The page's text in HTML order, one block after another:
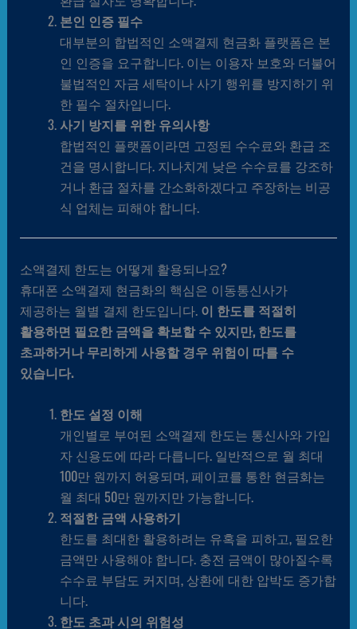
본인 인증 필수
대부분의 합법적인 소액결제 현금화 플랫폼은 본
인 인증을 요구합니다. 이는 이용자 보호와 더불어
불법적인 자금 세탁이나 사기 행위를 방지하기 위
한 필수 절차입니다.
사기 방지를 위한 유의사항
합법적인 플랫폼이라면 고정된 수수료와 환급 조
건을 명시합니다. 지나치게 낮은 수수료를 강조하
거나 환급 절차를 간소화하겠다고 주장하는 비공
식 업체는 피해야 합니다.
소액결제 한도는 어떻게 활용되나요?
휴대폰 소액결제 현금화의 핵심은 이동통신사가
제공하는 월별 결제 한도입니다. 이 한도를 적절히
활용하면 필요한 금액을 확보할 수 있지만, 한도를
초과하거나 무리하게 사용할 경우 위험이 따를 수
있습니다.
한도 설정 이해
개인별로 부여된 소액결제 한도는 통신사와 가입
자 신용도에 따라 다릅니다. 일반적으로 월 최대
100만 원까지 허용되며, 페이코를 통한 현금화는
월 최대 50만 원까지만 가능합니다.
적절한 금액 사용하기
한도를 최대한 활용하려는 유혹을 피하고, 필요한
금액만 사용해야 합니다. 충전 금액이 많아질수록
수수료 부담도 커지며, 상환에 대한 압박도 증가합
니다.
한도 초과 시의 위험성